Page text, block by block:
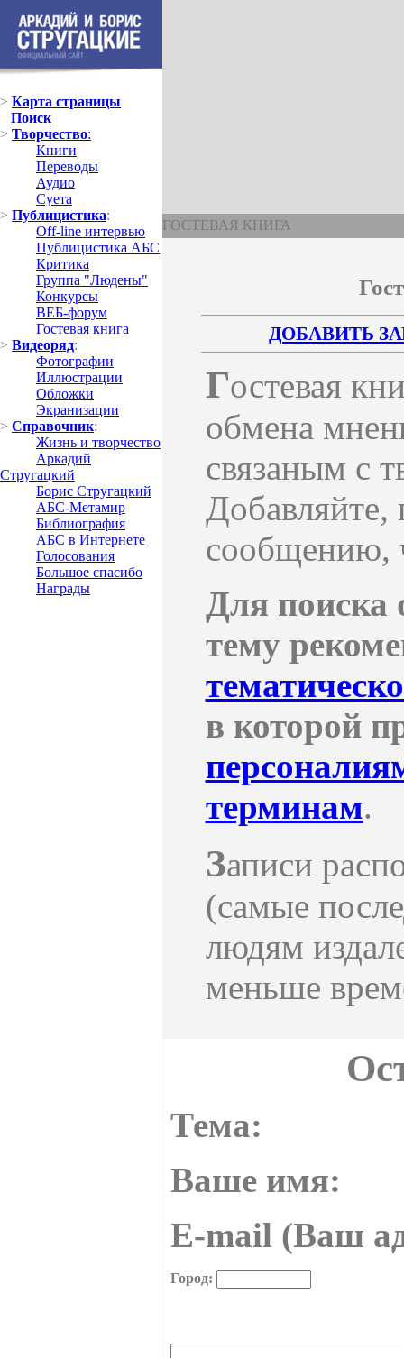
> Карта страницы
Поиск
> Творчество:
Книги
Переводы
Аудио
Суета
> Публицистика:
Off-line интервью
Публицистика АБС
Критика
Группа "Людены"
Конкурсы
ВЕБ-форум
Гостевая книга
> Видеоряд:
Фотографии
Иллюстрации
Обложки
Экранизации
> Справочник:
Жизнь и творчество
Аркадий
Стругацкий
Борис Стругацкий
АБС-Метамир
Библиография
АБС в Интернете
Голосования
Большое спасибо
Награды
ГОСТЕВАЯ КНИГА
ДОБАВИТЬ
Гостевая
обмена
связаным с
сообщению,
Для поиска
тему
в которой
терминам.
Записи
(самые
людям
меньше
Тема:
Ваше имя:
E-mail (Ваш
Город: